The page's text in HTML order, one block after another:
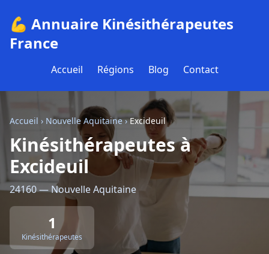
💪 Annuaire Kinésithérapeutes
France
Accueil Régions Blog Contact
Accueil › Nouvelle Aquitaine›Excideuil
Kinésithérapeutes à
Excideuil
24160 — Nouvelle Aquitaine
1
Kinésithérapeutes